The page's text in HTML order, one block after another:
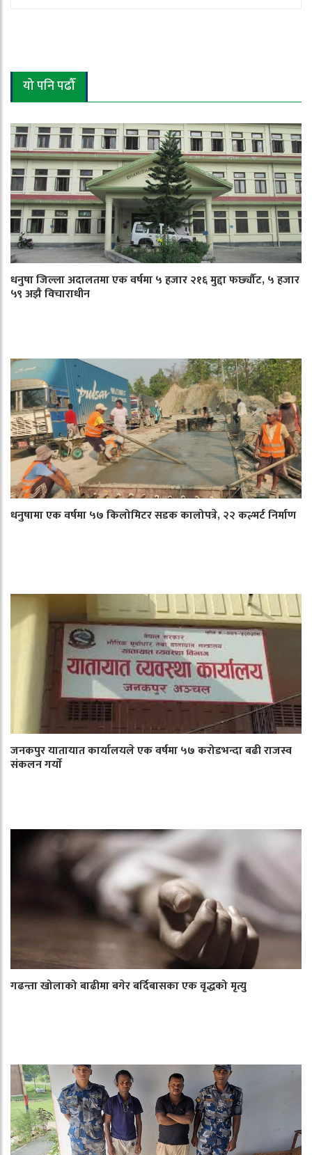
यो पनि पढौँ
धनुषा जिल्ला अदालतमा एक वर्षमा ५ हजार २१६ मुद्दा फर्छ्यौट, ५ हजार
५९ अझै विचाराधीन
धनुषामा एक वर्षमा ५७ किलोमिटर सडक कालोपत्रे, २२ कल्भर्ट निर्माण
जनकपुर यातायात कार्यालयले एक वर्षमा ५७ करोडभन्दा बढी राजस्व
संकलन गर्याे
गढन्ता खोलाको बाढीमा बगेर बर्दिबासका एक वृद्धको मृत्यु